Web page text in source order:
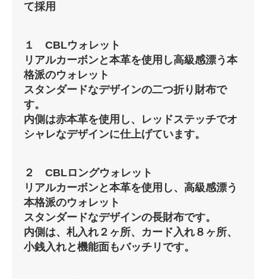
て採用
１ CBLウォレット
リアルカーボンと本革を使用し高級感漂う本
格派のウォレット
スタンダードなデザインの二つ折り財布で
す。
内側は赤本革を使用し、レッドステッチでオ
シャレなデザインに仕上げています。
２ CBLロングウォレット
リアルカーボンと本革を使用し、高級感漂う
本格派のウォレット
スタンダードなデザインの長財布です。
内側は、札入れ２ヶ所、カード入れ８ヶ所、
小銭入れと機能面もバッチリです。